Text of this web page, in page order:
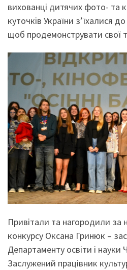
вихованці дитячих фото- та
куточків України з’їхалися
щоб продемонструвати свої
Привітали та нагородили за
конкурсу Оксана Гринюк –
Департаменту освіти і
Заслужений працівник